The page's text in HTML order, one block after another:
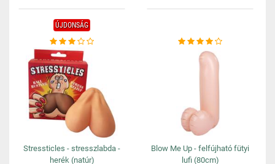
ÚJDONSÁG
Stressticles - stresszlabda -
herék (natúr)
Blow Me Up - felfújható fütyi
lufi (80cm)